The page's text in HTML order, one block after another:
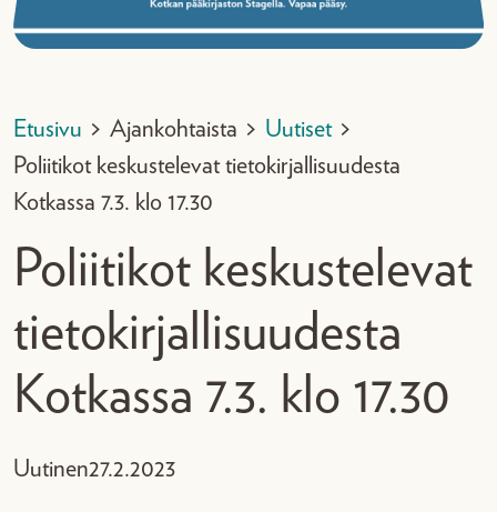
Etusivu > Ajankohtaista > Uutiset >
Poliitikot keskustelevat tietokirjallisuudesta
Kotkassa 7.3. klo 17.30
Poliitikot keskustelevat
tietokirjallisuudesta
Kotkassa 7.3. klo 17.30
Uutinen27.2.2023